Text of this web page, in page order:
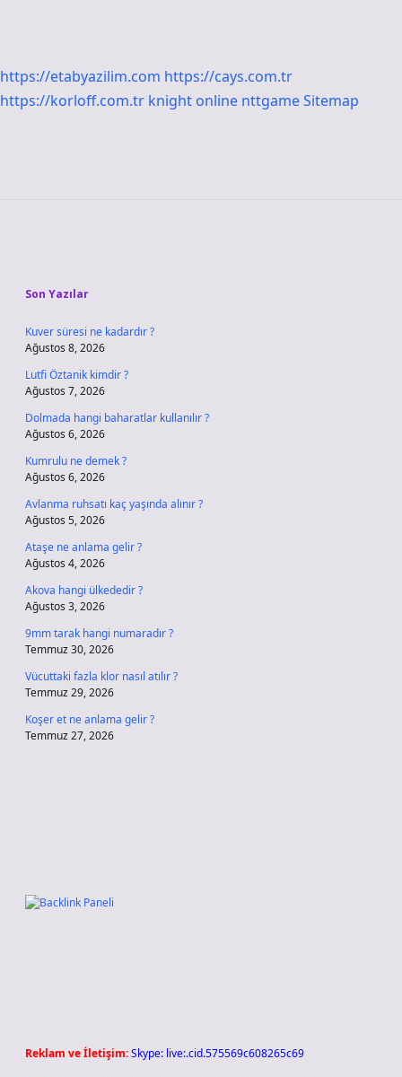
https://etabyazilim.com https://cays.com.tr
https://korloff.com.tr knight online nttgameSitemap
Son Yazılar
Kuver süresi ne kadardır ?
Ağustos 8, 2026
Lutfi Öztanik kimdir ?
Ağustos 7, 2026
Dolmada hangi baharatlar kullanılır ?
Ağustos 6, 2026
Kumrulu ne demek ?
Ağustos 6, 2026
Avlanma ruhsatı kaç yaşında alınır ?
Ağustos 5, 2026
Ataşe ne anlama gelir ?
Ağustos 4, 2026
Akova hangi ülkededir ?
Ağustos 3, 2026
9mm tarak hangi numaradır ?
Temmuz 30, 2026
Vücuttaki fazla klor nasıl atılır ?
Temmuz 29, 2026
Koşer et ne anlama gelir ?
Temmuz 27, 2026
Reklam ve İletişim:Skype: live:.cid.575569c608265c69